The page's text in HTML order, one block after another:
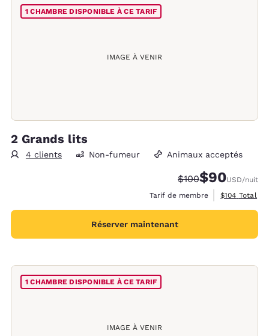
IMAGE À VENIR
1 CHAMBRE DISPONIBLE À CE TARIF
2 Grands lits
4 clients Non-fumeur Animaux acceptés
Tarif barré :
$100Tarif réduit :
$90USD/nuit
Tarif de membre
Afficher les
$104 Total
Réserver maintenant
IMAGE À VENIR
1 CHAMBRE DISPONIBLE À CE TARIF